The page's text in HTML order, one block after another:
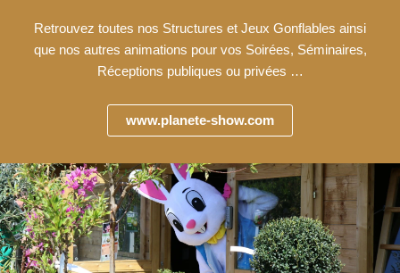
Retrouvez toutes nos Structures et Jeux Gonflables ainsi
que nos autres animations pour vos Soirées, Séminaires,
Réceptions publiques ou privées …
www.planete-show.com